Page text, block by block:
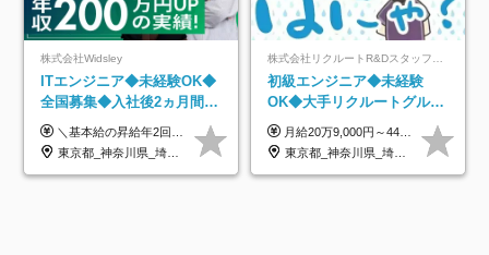
株式会社Widsley
ITエンジニア◆未経験OK◆
全国募集◆入社後2ヵ月間は
研修のみ◆フルリモート
OK◆残業月3h◆服装髪型自
＼基本給の昇給年2回＆プロジェクト手当による昇給年12回！！／ 【経験者の場合】 月給33万円～70万円＋プロジェクト手当＋資格手当 ★スキルや経験を考慮の上、優遇します ★上記給与には固定残業代20時間分(月4万3883円～)を含みます。残業が超過した場合は、追加支給します(残業は月平均3時間とほぼ発生しません。残業がなくても、固定残業代は支給されます) ★試用期間中も、月給や福利厚生等は同じです ---------- 【未経験者の場合】 月給26万円～50万円＋プロジェクト手当＋資格手当 ★スキルや経験を考慮の上、優遇します ★上記給与には固定残業代20時間分(月3万719円～)を含みます。残業が超過した場合は、追加支給します(残業は月平均3時間とほぼ発生しません。残業がなくても、固定残業代は支給されます) ★試用期間6ヵ月あり ・1ヶ月目～：月給23万円～ ・2ヶ月目～6ヶ月目：月給23万円～＋プロジェクト手当1～3万円 （上記給与にはそれぞれ固定残業代20時間分(月3万719円～)を含み、超過した場合は追加支給します。） ---------- 【プロジェクト手当について】 参画するプロジェクトの単価に応じて毎月の歩合給を支給します 業界内でもトップクラスの高還元です！
東京都_神奈川県_埼玉県_千葉県_大阪府_愛知県_北海道_青森県_岩手県_宮城県_秋田県_山形県_福島県_茨城県_栃木県_群馬県_新潟県_山梨県_長野県_富山県_石川県_福井県_静岡県_岐阜県_三重県_兵庫県_京都府_滋賀県_奈良県_和歌山県_広島県_岡山県_鳥取県_島根県_山口県_徳島県_香川県_愛媛県_高知県_福岡県_熊本県_佐賀県_長崎県_大分県_宮崎県_鹿児島県_沖縄県
初級エンジニア◆未経験
OK◆大手リクルートグルー
プ正社員◆独自の教育体制
◆住宅手当制度あり/s
月給20万9,000円～44万円 ※試用期間6カ月あり（期間中の待遇に変更なし） ※経験・能力・前給を考慮の上、決定いたします ※時間外手当100％支給 ※派遣就業先が変更となる場合には、就業規則、労使協定等に基づき賃金が変更となる可能性があります
東京都_神奈川県_埼玉県_千葉県_大阪府_愛知県_青森県_岩手県_宮城県_秋田県_山形県_福島県_茨城県_栃木県_群馬県_山梨県_長野県_福井県_静岡県_岐阜県_三重県_兵庫県_京都府_滋賀県_奈良県_広島県_岡山県_山口県_香川県_福岡県_熊本県_佐賀県_長崎県_大分県_宮崎県_鹿児島県